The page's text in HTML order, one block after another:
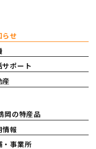
らせ
サポート
産
岡の特産品
情報
・事業所